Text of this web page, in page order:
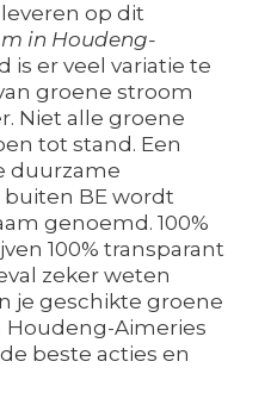
op dit
in Houdeng-
is er veel variatie te
groene stroom
Niet alle groene
tot stand. Een
duurzame
BE wordt
genoemd. 100%
100% transparant
zeker weten
je geschikte groene
Houdeng-Aimeries
beste acties en